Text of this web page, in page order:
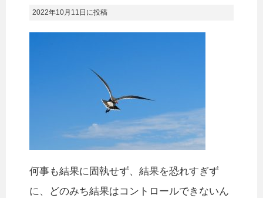
2022年10月11日 に投稿
何事も結果に固執せず、結果を恐れすぎず
に、どのみち結果はコントロールできないん